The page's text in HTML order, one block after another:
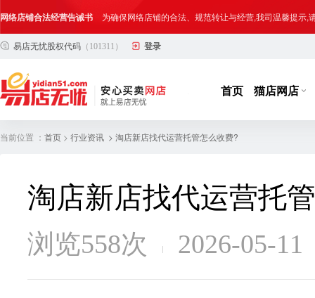
网络店铺合法经营告诫书 为确保网络店铺的合法、规范转让与经营,我司温馨提示
合法合规经营告客户书 部分客户在购买抖店网络店铺后，存在试图规避平台监
网络店铺合法经营告诫书 为确保网络店铺的合法、规范转让与经营,我司温馨提示
易店无忧股权代码 （101311） 登录
首页 猫店网店
当前位置 ： 首页 > 行业资讯 > 淘店新店找代运营托管怎么收费?
淘店新店找代运营托
浏览558次 2026-05-11